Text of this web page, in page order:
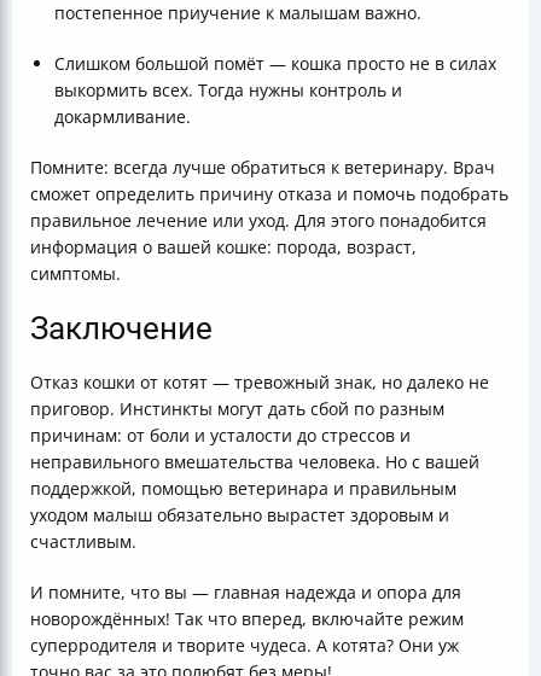
постепенное приучение к малышам важно.
Слишком большой помёт — кошка просто не в силах
выкормить всех. Тогда нужны контроль и
докармливание.
Помните: всегда лучше обратиться к ветеринару. Врач
сможет определить причину отказа и помочь подобрать
правильное лечение или уход. Для этого понадобится
информация о вашей кошке: порода, возраст,
симптомы.
Заключение
Отказ кошки от котят — тревожный знак, но далеко не
приговор. Инстинкты могут дать сбой по разным
причинам: от боли и усталости до стрессов и
неправильного вмешательства человека. Но с вашей
поддержкой, помощью ветеринара и правильным
уходом малыш обязательно вырастет здоровым и
счастливым.
И помните, что вы — главная надежда и опора для
новорождённых! Так что вперед, включайте режим
суперродителя и творите чудеса. А котята? Они уж